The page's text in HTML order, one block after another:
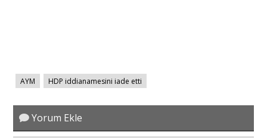
Ankara Analiz
Sağlık
AYM HDP iddianamesini iade etti
Yorum Ekle